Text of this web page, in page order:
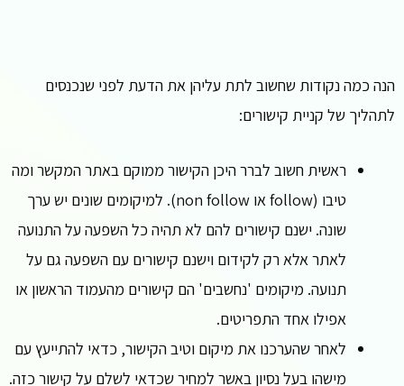
הנה כמה נקודות שחשוב לתת עליהן את הדעת לפני שנכנסים
לתהליך של קניית קישורים:
ראשית חשוב לברר היכן הקישור ממוקם באתר המקשר ומה
טיבו (follow או non follow). למיקומים שונים יש ערך
שונה. ישנם קישורים להם לא תהיה כל השפעה על התנועה
לאתר אלא רק לקידום וישנם קישורים עם השפעה גם על
תנועה. מיקומים 'נחשבים' הם קישורים מהעמוד הראשון או
אפילו אחד התפריטים.
לאחר שהערכנו את מיקום וטיב הקישור, כדאי להתייעץ עם
מישהו בעל נסיון באשר למחיר שכדאי לשלם על קישור כזה.